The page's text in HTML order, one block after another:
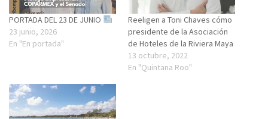
PORTADA DEL 23 DE JUNIO
23 junio, 2026
En "En portada"
Reeligen a Toni Chaves cómo
presidente de la Asociación
de Hoteles de la Riviera Maya
13 octubre, 2022
En "Quintana Roo"